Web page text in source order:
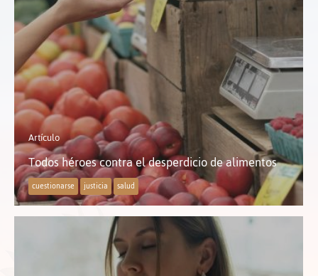
Artículo
Todos héroes contra el desperdicio de alimentos
cuestionarse justicia salud